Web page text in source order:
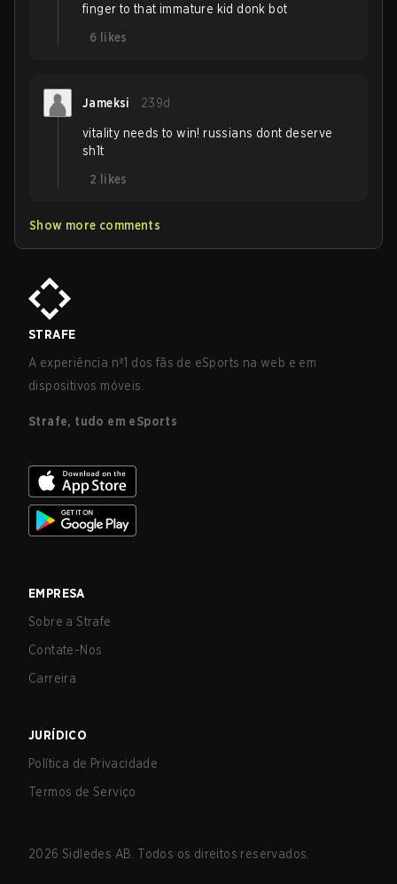
finger to that immature kid donk bot
6 likes
Jameksi 239d
vitality needs to win! russians dont deserve
sh1t
2
likes
Show more comments
STRAFE
A experiência nº1 dos fãs de eSports na web e em
dispositivos móveis.
Strafe, tudo em eSports
EMPRESA
Sobre a Strafe
Contate-Nos
Carreira
JURÍDICO
Política de Privacidade
Termos de Serviço
2026 Sidledes AB. Todos os direitos reservados.